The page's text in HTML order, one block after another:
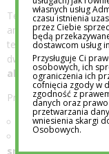
Techniczne limity
arbitralnego „godzina
telefonu dziecko,
dwie godziny
aktywności jest
Praktyczny układ
Brak telefonu
Brak social
snem.
własnych usług
czasu istnienia
przez Ciebie
będą
dostawcom usług
Przysługuje Ci
osobowych, ich
ograniczenia ich
cofnięcia zgody w
zgodność z
danych oraz
przetwarzania
wniesienia skargi
Osobowych.